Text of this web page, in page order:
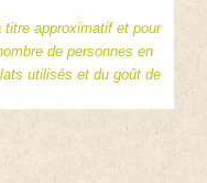
approximatif et pour
de personnes en
utilisés et du goût de